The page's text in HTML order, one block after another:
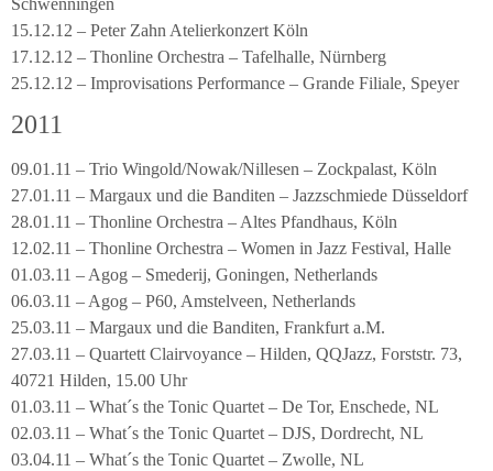
Schwenningen
15.12.12 – Peter Zahn Atelierkonzert Köln
17.12.12 – Thonline Orchestra – Tafelhalle, Nürnberg
25.12.12 – Improvisations Performance – Grande Filiale, Speyer
2011
09.01.11 – Trio Wingold/Nowak/Nillesen – Zockpalast, Köln
27.01.11 – Margaux und die Banditen – Jazzschmiede Düsseldorf
28.01.11 – Thonline Orchestra – Altes Pfandhaus, Köln
12.02.11 – Thonline Orchestra – Women in Jazz Festival, Halle
01.03.11 – Agog – Smederij, Goningen, Netherlands
06.03.11 – Agog – P60, Amstelveen, Netherlands
25.03.11 – Margaux und die Banditen, Frankfurt a.M.
27.03.11 – Quartett Clairvoyance – Hilden, QQJazz, Forststr. 73,
40721 Hilden, 15.00 Uhr
01.03.11 – What´s the Tonic Quartet – De Tor, Enschede, NL
02.03.11 – What´s the Tonic Quartet – DJS, Dordrecht, NL
03.04.11 – What´s the Tonic Quartet – Zwolle, NL